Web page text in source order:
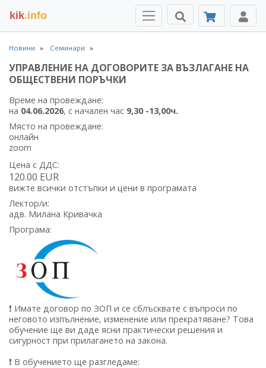
kik.info
Новини Семинари
УПРАВЛЕНИЕ НА ДОГОВОРИТЕ ЗА ВЪЗЛАГАНЕ НА
ОБЩЕСТВЕНИ ПОРЪЧКИ
Време на провеждане:
на 04.06.2026, с начален час 9,30 -13,00ч.
Място на провеждане:
онлайн
zoom
Цена с ДДС:
120.00 EUR
вижте всички отстъпки и цени в програмата
Лектор/и:
адв. Милана Кривачка
Програма:
❗ Имате договор по ЗОП и се сблъсквате с въпроси по
неговото изпълнение, изменение или прекратяване? Това
обучение ще ви даде ясни практически решения и
сигурност при прилагането на закона.
❗ В обучението ще разгледаме: